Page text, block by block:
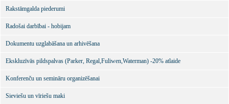
Rakstāmgalda piederumi
Radošai darbībai - hobijam
Dokumentu uzglabāšana un arhivēšana
Ekskluzīvās pildspalvas (Parker, Regal,Fuliwen,Waterman) -20% atlaide
Konferenču un semināru organizēšanai
Sieviešu un vīriešu maki